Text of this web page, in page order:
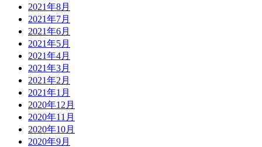
2021年8月
2021年7月
2021年6月
2021年5月
2021年4月
2021年3月
2021年2月
2021年1月
2020年12月
2020年11月
2020年10月
2020年9月